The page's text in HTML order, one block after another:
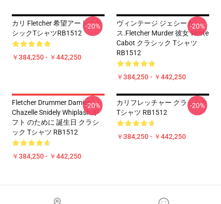
カリ Fletcher 希望アートクラ
シックTシャツRB1512
￥384,250 - ￥442,250
-20%
ヴィンテージ ジェシーカ
ス.Fletcher Murder 彼女 Wrote
Cabot クラシック Tシャツ
RB1512
￥384,250 - ￥442,250
-20%
Fletcher Drummer Damien
Chazelle Snidely Whiplash ギ
フト のために 誕生日 クラシ
ック Tシャツ RB1512
￥384,250 - ￥442,250
-20%
カリフレッチャー クラシック
Tシャツ RB1512
￥384,250 - ￥442,250
-20%